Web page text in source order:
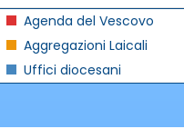
Agenda del Vescovo
Aggregazioni Laicali
Uffici diocesani